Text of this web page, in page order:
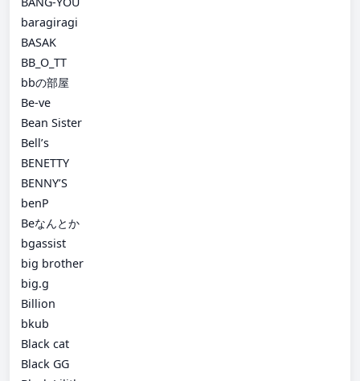
baragiragi
BASAK
BB_O_TT
bbの部屋
Be-ve
Bean Sister
Bell’s
BENETTY
BENNY’S
benP
Beなんとか
bgassist
big brother
big.g
Billion
bkub
Black cat
Black GG